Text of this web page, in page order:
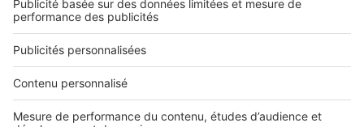
Nous contacter
Nous recrutons
NOS APPLICATIONS
Découvrez nos applications